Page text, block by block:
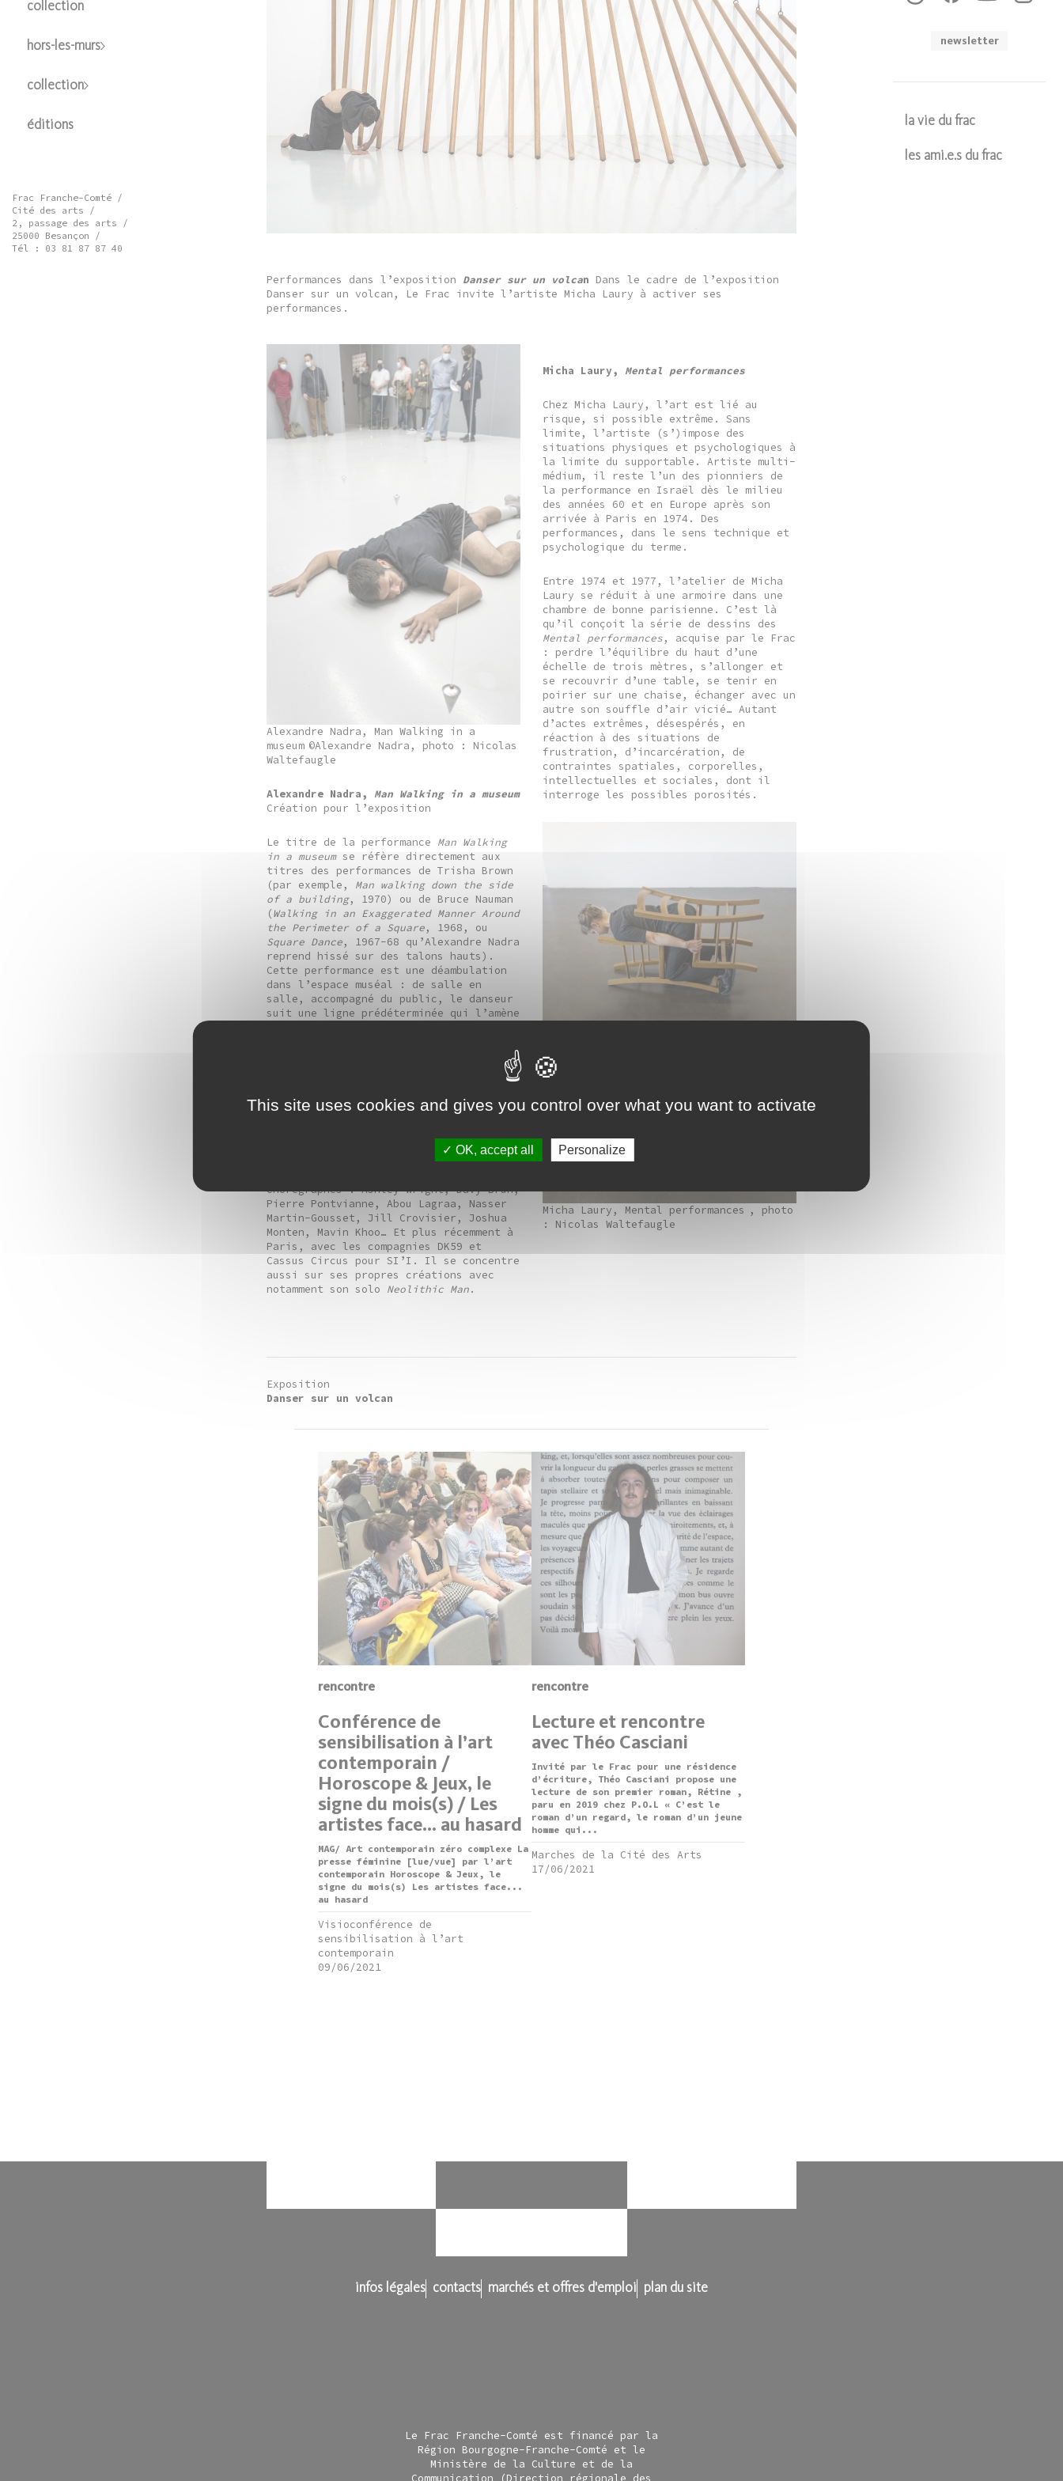
collection
hors-les-murs
collection
éditions
Frac Franche-Comté /
Cité des arts /
2, passage des arts /
25000 Besançon /
Tél : 03 81 87 87 40
newsletter
la vie du frac
les ami.e.s du frac
Performances dans l’exposition Danser sur un volcan Dans le cadre de l’exposition
Danser sur un volcan, Le Frac invite l’artiste Micha Laury à activer ses
performances.
Alexandre Nadra, Man Walking in a
museum ©Alexandre Nadra, photo : Nicolas
Waltefaugle
Alexandre Nadra, Man Walking in a museum
Création pour l’exposition
Le titre de la performance Man Walking
in a museumse réfère directement aux
titres des performances de Trisha Brown
(par exemple, Man walking down the side
of a building, 1970) ou de Bruce Nauman
(Walking in an Exaggerated Manner Around
the Perimeter of a Square, 1968, ou
Square Dance, 1967-68 qu’Alexandre Nadra
reprend hissé sur des talons hauts).
Cette performance est une déambulation
dans l’espace muséal : de salle en
salle, accompagné du public, le danseur
suit une ligne prédéterminée qui l’amène
Né en 1995,Alexandre Nadravit et
Lyon (2013-2017) et intègre ensuite le
Junior Ballet du CNSMD de Lyon. Il
chorégraphes : Ashley Wright, Davy Brun,
Pierre Pontvianne, Abou Lagraa, Nasser
Martin-Gousset, Jill Crovisier, Joshua
Monten, Mavin Khoo… Et plus récemment à
Paris, avec les compagnies DK59 et
Cassus Circus pour SI’I. Il se concentre
aussi sur ses propres créations avec
notamment son solo Neolithic Man.
Micha Laury, Mental performances
Chez Micha Laury, l’art est lié au
risque, si possible extrême. Sans
limite, l’artiste (s’)impose des
situations physiques et psychologiques à
la limite du supportable. Artiste multi-
médium, il reste l’un des pionniers de
la performance en Israël dès le milieu
des années 60 et en Europe après son
arrivée à Paris en 1974. Des
performances, dans le sens technique et
psychologique du terme.
Entre 1974 et 1977, l’atelier de Micha
Laury se réduit à une armoire dans une
chambre de bonne parisienne. C’est là
qu’il conçoit la série de dessins des
Mental performances, acquise par le Frac
: perdre l’équilibre du haut d’une
échelle de trois mètres, s’allonger et
se recouvrir d’une table, se tenir en
poirier sur une chaise, échanger avec un
autre son souffle d’air vicié… Autant
d’actes extrêmes, désespérés, en
réaction à des situations de
frustration, d’incarcération, de
contraintes spatiales, corporelles,
intellectuelles et sociales, dont il
interroge les possibles porosités.
Micha Laury, Mental performances , photo
: Nicolas Waltefaugle
Exposition
Danser sur un volcan
rencontre
Conférence de
sensibilisation à l’art
contemporain /
Horoscope & Jeux, le
signe du mois(s) / Les
artistes face... au hasard
MAG/ Art contemporain zéro complexe La
presse féminine [lue/vue] par l’art
contemporain Horoscope & Jeux, le
signe du mois(s) Les artistes face...
au hasard
Visioconférence de
sensibilisation à l’art
contemporain
09/06/2021
rencontre
Lecture et rencontre
avec Théo Casciani
Invité par le Frac pour une résidence
d’écriture, Théo Casciani propose une
lecture de son premier roman, Rétine ,
paru en 2019 chez P.O.L « C’est le
roman d’un regard, le roman d’un jeune
homme qui...
Marches de la Cité des Arts
17/06/2021
infos légales contacts marchés et offres d'emploi plan du site
Le Frac Franche-Comté est financé par la
Région Bourgogne-Franche-Comté et le
Ministère de la Culture et de la
This site uses cookies and gives you control over what you want to activate
OK, accept all Personalize